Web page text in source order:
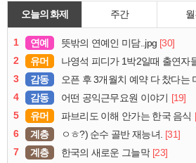
오늘의 화제 주간
1 연예 뜻밖의 연예인 미담..jpg [30]
2
유머 나영석 피디가 1박2일때 출연자
3
감동 오픈 후 3개월치 예약 다 찼다는
4
감동 어떤 공익근무요원 이야기 [19]
5
유머 파브리도 이해 안가는 한국 음식
6
계층 ㅇㅎ?) 순수 골반 재능녀. [31]
7
계층 한국의 새로운 그늘막 [23]